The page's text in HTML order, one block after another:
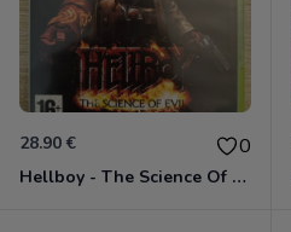
28.90 € 0
Hellboy - The Science Of Evil Xbox 360